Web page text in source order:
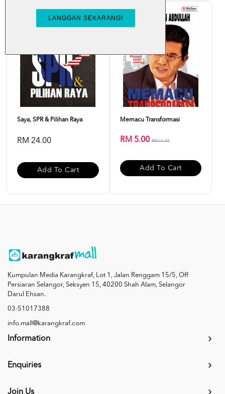
Saya, SPR & Pilihan Raya
RM 24.00
Add To Cart
Memacu Transformasi
RM 5.00RM 11.00
Add To Cart
Kumpulan Media Karangkraf, Lot 1, Jalan Renggam 15/5, Off
Persiaran Selangor, Seksyen 15, 40200 Shah Alam, Selangor
Darul Ehsan.
03-51017388
info.mall@karangkraf.com
Information
Enquiries
Join Us